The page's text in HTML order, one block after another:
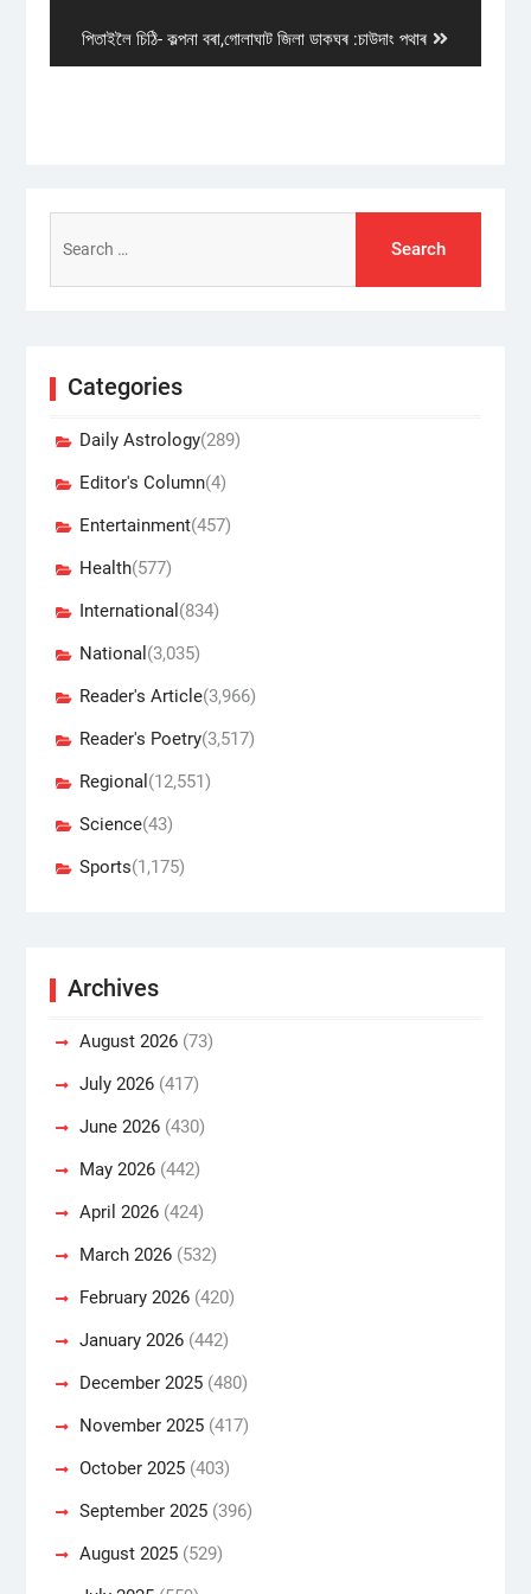
Next
post:
পিতাইলৈ চিঠি- কল্পনা বৰা,গোলাঘাট জিলা ডাকঘৰ :চাউদাং পথাৰ
for:
Categories
Daily Astrology(289)
Editor's Column(4)
Entertainment(457)
Health(577)
International (834)
National (3,035)
Reader's Article(3,966)
Reader's Poetry(3,517)
Regional (12,551)
Science(43)
Sports(1,175)
Archives
August 2026(73)
July 2026(417)
June 2026(430)
May 2026(442)
April 2026(424)
March 2026(532)
February 2026(420)
January 2026(442)
December 2025(480)
November 2025(417)
October 2025(403)
September 2025(396)
August 2025(529)